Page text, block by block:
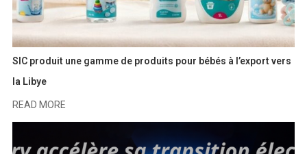
SIC produit une gamme de produits pour bébés à l’export vers
la Libye
READ MORE